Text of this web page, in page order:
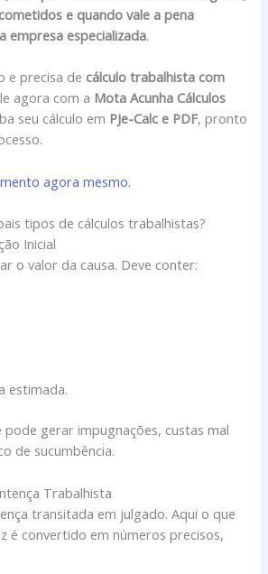
e quando vale a pena
empresa especializada.
e precisa de cálculo trabalhista com
agora com a Mota Acunha Cálculos
seu cálculo em PJe-Calc e PDF, pronto
agora mesmo.
tipos de cálculos trabalhistas?
Inicial
o valor da causa. Deve conter:
estimada.
pode gerar impugnações, custas mal
de sucumbência.
Trabalhista
transitada em julgado. Aqui o que
é convertido em números precisos,